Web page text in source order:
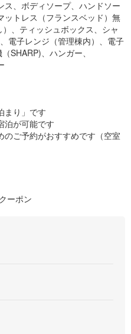
、ボディソープ、ハンドソー
ットレス（フランスベッド）無
、ティッシュボックス、シャ
電子レンジ（管理棟内）、電子
SHARP)、ハンガー、
まり」です
泊が可能です
のご予約がおすすめです（空室
ーポン